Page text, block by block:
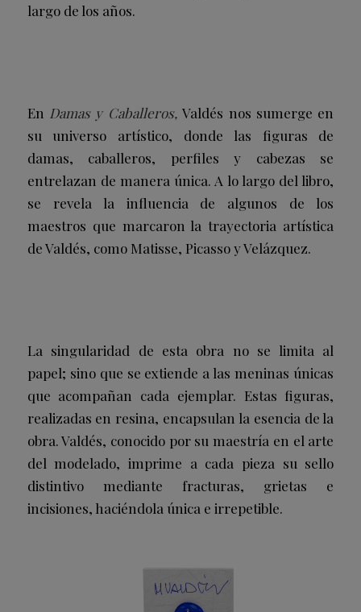
largo de los años.
En Damas y Caballeros,Valdés nos sumerge en
su universo artístico, donde las figuras de
damas, caballeros, perfiles y cabezas se
entrelazan de manera única. A lo largo del libro,
se revela la influencia de algunos de los
maestros que marcaron la trayectoria artística
de Valdés, como Matisse, Picasso y Velázquez.
La singularidad de esta obra no se limita al
papel; sino que se extiende a las meninas únicas
que acompañan cada ejemplar. Estas figuras,
realizadas en resina, encapsulan la esencia de la
obra. Valdés, conocido por su maestría en el arte
del modelado, imprime a cada pieza su sello
distintivo mediante fracturas, grietas e
incisiones, haciéndola única e irrepetible.